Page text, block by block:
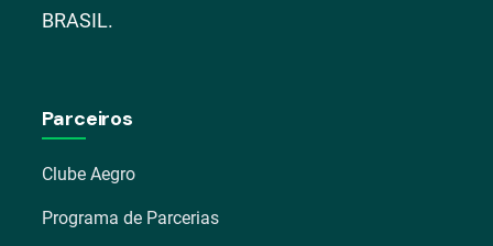
BRASIL.
Parceiros
Clube Aegro
Programa de Parcerias